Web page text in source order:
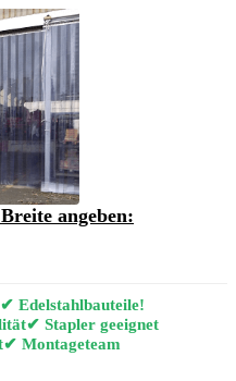
angeben:
✔ Edelstahlbauteile!
✔ Stapler geeignet
✔ Montageteam